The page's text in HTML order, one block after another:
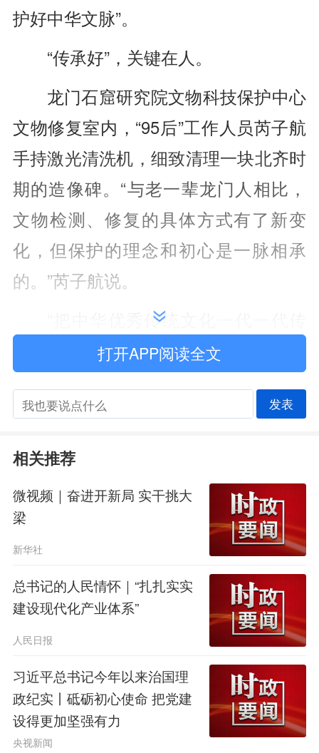
护好中华文脉”。
“传承好”，关键在人。
龙门石窟研究院文物科技保护中心
文物修复室内，“95后”工作人员芮子航
手持激光清洗机，细致清理一块北齐时
期的造像碑。“与老一辈龙门人相比，
文物检测、修复的具体方式有了新变
化，但保护的理念和初心是一脉相承
的。”芮子航说。
“把中华优秀传统文化一代一代传
下去”，习近平总书记的嘱托，不断激
励文化遗产保护领域工作者勇挑重担，
探索文化传承新路径。
“传播好”，润泽人心。
考察时，习近平总书记同来自各地
的游客亲切交谈。有人高声说：“我们
是来看小学课本里的古迹。”习近平总
书记对大家说：“都是慕名而来啊！中
华文明博大精深，值得我们多到实地去
寻溯。”
2025年，龙门石窟累计接待国内外
游客851万人次。“习近平总书记指出，
文旅融合前景广阔，要推动文旅产业高
打开APP阅读全文
发表
相关推荐
微视频｜奋进开新局 实干挑大
梁
新华社
总书记的人民情怀｜“扎扎实实
建设现代化产业体系”
人民日报
习近平总书记今年以来治国理
政纪实丨砥砺初心使命 把党建
设得更加坚强有力
央视新闻